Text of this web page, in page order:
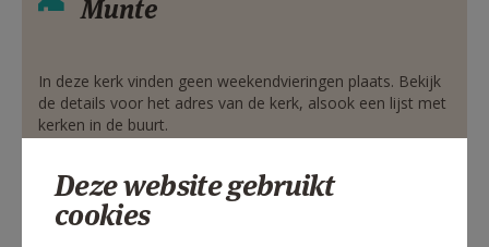
Munte
In deze kerk vinden geen weekendvieringen plaats. Bekijk
de details voor het adres van de kerk, alsook een lijst met
kerken in de buurt.
ALLE DETAILS TONEN
Deze website gebruikt
cookies